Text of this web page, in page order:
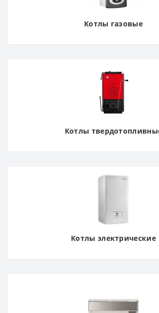
Котлы газовые
Котлы
Котлы электрические